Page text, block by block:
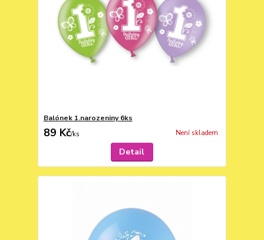
Balónek 1.narozeniny 6ks
89 Kč/ks Není skladem
Detail